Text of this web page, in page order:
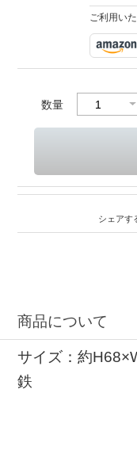
ご利用い
数量
シェアす
商品について
サイズ：約
鉄